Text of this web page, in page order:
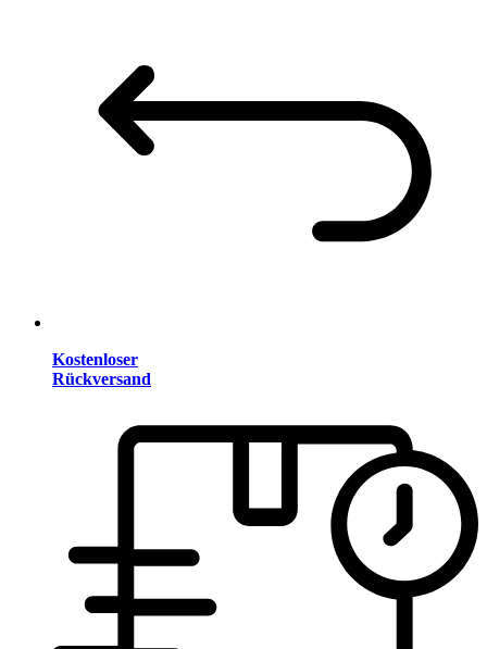
Kostenloser
Rückversand